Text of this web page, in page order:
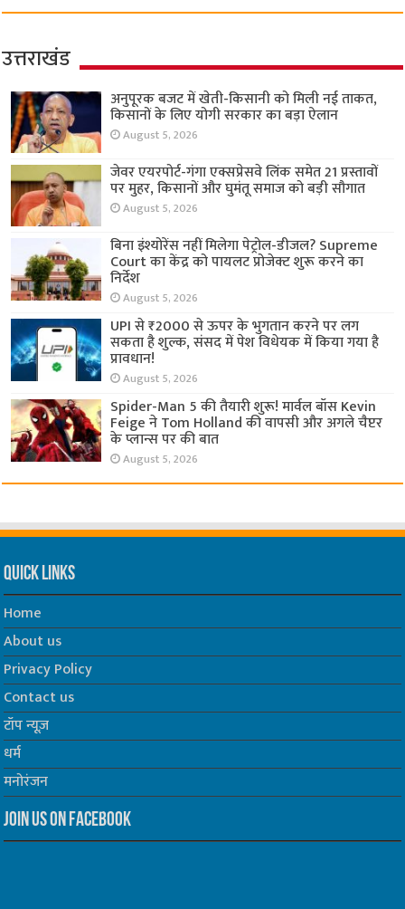
उत्तराखंड
अनुपूरक बजट में खेती-किसानी को मिली नई ताकत,
किसानों के लिए योगी सरकार का बड़ा ऐलान
August 5, 2026
जेवर एयरपोर्ट-गंगा एक्सप्रेसवे लिंक समेत 21 प्रस्तावों
पर मुहर, किसानों और घुमंतू समाज को बड़ी सौगात
August 5, 2026
बिना इंश्योरेंस नहीं मिलेगा पेट्रोल-डीजल? Supreme
Court का केंद्र को पायलट प्रोजेक्ट शुरू करने का
निर्देश
August 5, 2026
UPI से ₹2000 से ऊपर के भुगतान करने पर लग
सकता है शुल्क, संसद में पेश विधेयक में किया गया है
प्रावधान!
August 5, 2026
Spider-Man 5 की तैयारी शुरू! मार्वल बॉस Kevin
Feige ने Tom Holland की वापसी और अगले चैप्टर
के प्लान्स पर की बात
August 5, 2026
Quick Links
Home
About us
Privacy Policy
Contact us
टॉप न्यूज़
धर्म
मनोरंजन
Join us on Facebook